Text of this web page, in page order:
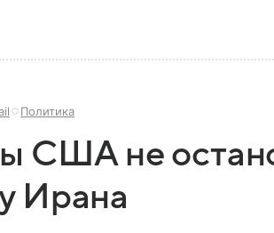
Политика
США не
Ирана